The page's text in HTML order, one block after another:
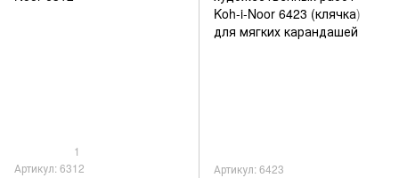
1
Артикул: 6312
Артикул: 6423